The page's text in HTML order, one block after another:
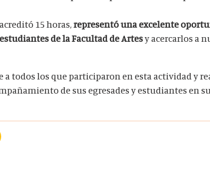
15 horas,representó una excelente
de la Facultad de Artesy acercarlos a
a todos los que participaron en esta actividad y
de sus egresades y estudiantes en